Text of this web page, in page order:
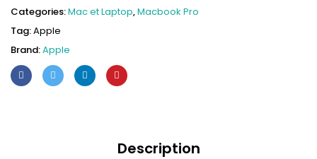
Categories:Mac et Laptop,Macbook Pro
Tag:Apple
Brand:Apple
Description